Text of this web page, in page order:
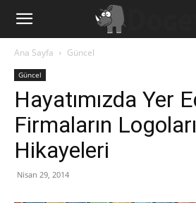
Ana Sayfa Güncel
Güncel
Hayatımızda Yer
Firmaların
Hikayeleri
Nisan 29, 2014